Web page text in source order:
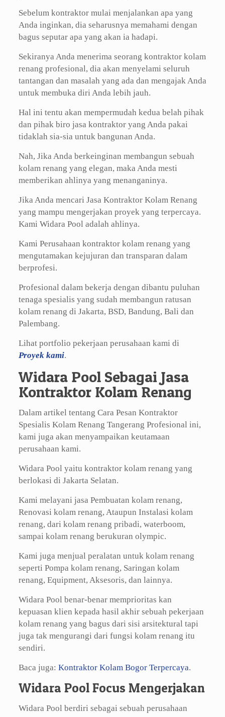
Sebelum kontraktor mulai menjalankan apa yang
Anda inginkan, dia seharusnya memahami dengan
bagus seputar apa yang akan ia hadapi.
Sekiranya Anda menerima seorang kontraktor kolam
renang profesional, dia akan menyelami seluruh
tantangan dan masalah yang ada dan mengajak Anda
untuk membuka diri Anda lebih jauh.
Hal ini tentu akan mempermudah kedua belah pihak
dan pihak biro jasa kontraktor yang Anda pakai
tidaklah sia-sia untuk bangunan Anda.
Nah, Jika Anda berkeinginan membangun sebuah
kolam renang yang elegan, maka Anda mesti
memberikan ahlinya yang menanganinya.
Jika Anda mencari Jasa Kontraktor Kolam Renang
yang mampu mengerjakan proyek yang terpercaya.
Kami Widara Pool adalah ahlinya.
Kami Perusahaan kontraktor kolam renang yang
mengutamakan kejujuran dan transparan dalam
berprofesi.
Profesional dalam bekerja dengan dibantu puluhan
tenaga spesialis yang sudah membangun ratusan
kolam renang di Jakarta, BSD, Bandung, Bali dan
Palembang.
Lihat portfolio pekerjaan perusahaan kami di
Proyek kami.
Widara Pool Sebagai Jasa
Kontraktor Kolam Renang
Dalam artikel tentang Cara Pesan Kontraktor
Spesialis Kolam Renang Tangerang Profesional ini,
kami juga akan menyampaikan keutamaan
perusahaan kami.
Widara Pool yaitu kontraktor kolam renang yang
berlokasi di Jakarta Selatan.
Kami melayani jasa Pembuatan kolam renang,
Renovasi kolam renang, Ataupun Instalasi kolam
renang, dari kolam renang pribadi, waterboom,
sampai kolam renang berukuran olympic.
Kami juga menjual peralatan untuk kolam renang
seperti Pompa kolam renang, Saringan kolam
renang, Equipment, Aksesoris, dan lainnya.
Widara Pool benar-benar memprioritas kan
kepuasan klien kepada hasil akhir sebuah pekerjaan
kolam renang yang bagus dari sisi arsitektural tapi
juga tak mengurangi dari fungsi kolam renang itu
sendiri.
Baca juga: Kontraktor Kolam Bogor Terpercaya.
Widara Pool Focus Mengerjakan
Widara Pool berdiri sebagai sebuah perusahaan